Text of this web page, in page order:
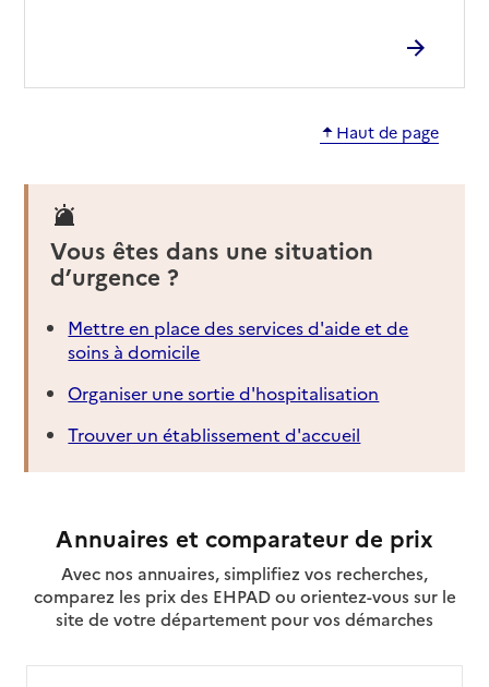
Haut de page
Vous êtes dans une situation
d’urgence ?
Mettre en place des services d'aide et de
soins à domicile
Organiser une sortie d'hospitalisation
Trouver un établissement d'accueil
Annuaires et comparateur de prix
Avec nos annuaires, simplifiez vos recherches,
comparez les prix des EHPAD ou orientez-vous sur le
site de votre département pour vos démarches